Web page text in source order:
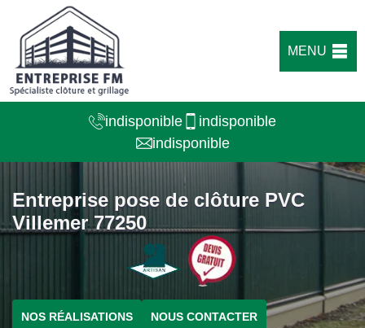
MENU
indisponible
indisponible
indisponible
Entreprise pose de clôture PVC
Villemer 77250
NOS RÉALISATIONS NOUS CONTACTER